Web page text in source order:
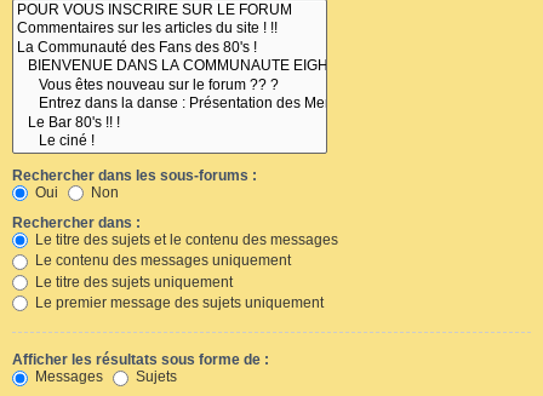
Rechercher dans les sous-forums :
Oui
Non
Rechercher dans :
Le titre des sujets et le contenu des messages
Le contenu des messages uniquement
Le titre des sujets uniquement
Le premier message des sujets uniquement
Afficher les résultats sous forme de :
Messages
Sujets